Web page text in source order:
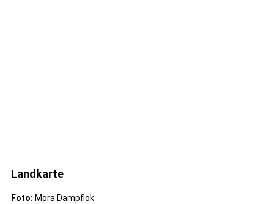
Landkarte
Foto: Mora Dampflok